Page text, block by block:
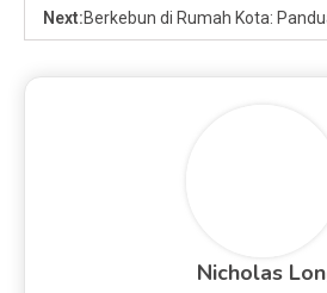
Next:Berkebun di Rumah Kota:
Nicholas